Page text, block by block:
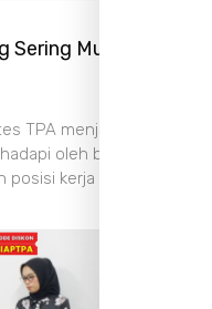
Muncul
TPA menjadi salah
oleh banyak
posisi kerja membuat